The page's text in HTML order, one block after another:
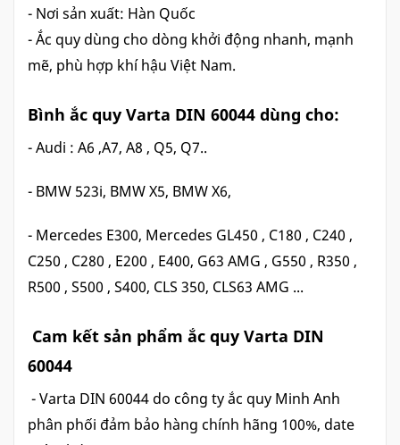
- Nơi sản xuất: Hàn Quốc
- Ắc quy dùng cho dòng khởi động nhanh, mạnh
mẽ, phù hợp khí hậu Việt Nam.
Bình ắc quy Varta DIN 60044 dùng cho:
- Audi : A6 ,A7, A8 , Q5, Q7..
- BMW 523i, BMW X5, BMW X6,
- Mercedes E300, Mercedes GL450 , C180 , C240 ,
C250 , C280 , E200 , E400, G63 AMG , G550 , R350 ,
R500 , S500 , S400, CLS 350, CLS63 AMG ...
Cam kết sản phẩm ắc quy Varta DIN
60044
- Varta DIN 60044 do công ty ắc quy Minh Anh
phân phối đảm bảo hàng chính hãng 100%, date